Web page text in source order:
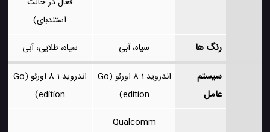
استندبای)
رنگ ها سیاه، آبی سیاه، طلایی، آبی
سیستم
عامل
اندروید 8.1 اورئو (Go
edition)
اندروید 8.1 اورئو (Go
edition)
Qualcomm